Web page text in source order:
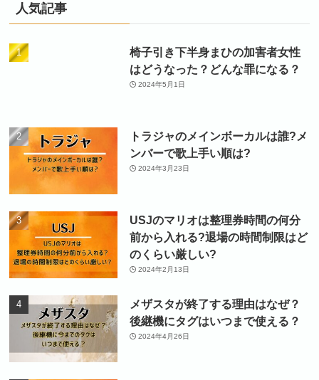
人気記事
椅子引き下半身まひの加害者女性
はどうなった？どんな罪になる？
2024年5月1日
トラジャのメインボーカルは誰?メ
ンバーで歌上手い順は?
2024年3月23日
USJのマリオは整理券時間の何分
前から入れる?退場の時間制限はど
のくらい厳しい?
2024年2月13日
メザスタが終了する理由はなぜ？
後継機にタグはいつまで使える？
2024年4月26日